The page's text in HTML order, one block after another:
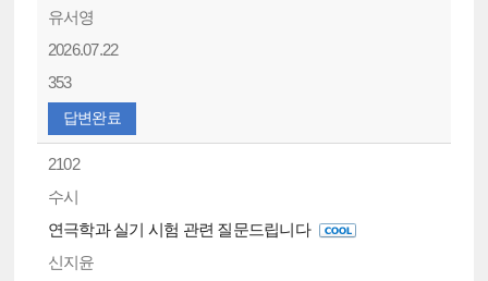
유서영
2026.07.22
353
답변완료
2102
수시
연극학과 실기 시험 관련 질문드립니다
신지윤